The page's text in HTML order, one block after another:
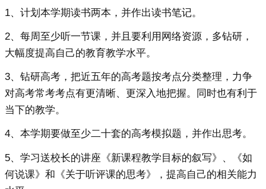
1、计划本学期读书两本，并作出读书笔记。
2、每周至少听一节课，并且要利用网络资源，多钻研，
大幅度提高自己的教育教学水平。
3、钻研高考，把近五年的高考题按考点分类整理，力争
对高考常考考点有更清晰、更深入地把握。同时也有利于
当下的教学。
4、本学期要做至少二十套的高考模拟题，并作出思考。
5、学习送校长的讲座《新课程教学目标的叙写》、《如
何说课》和《关于听评课的思考》，提高自己的相关能力